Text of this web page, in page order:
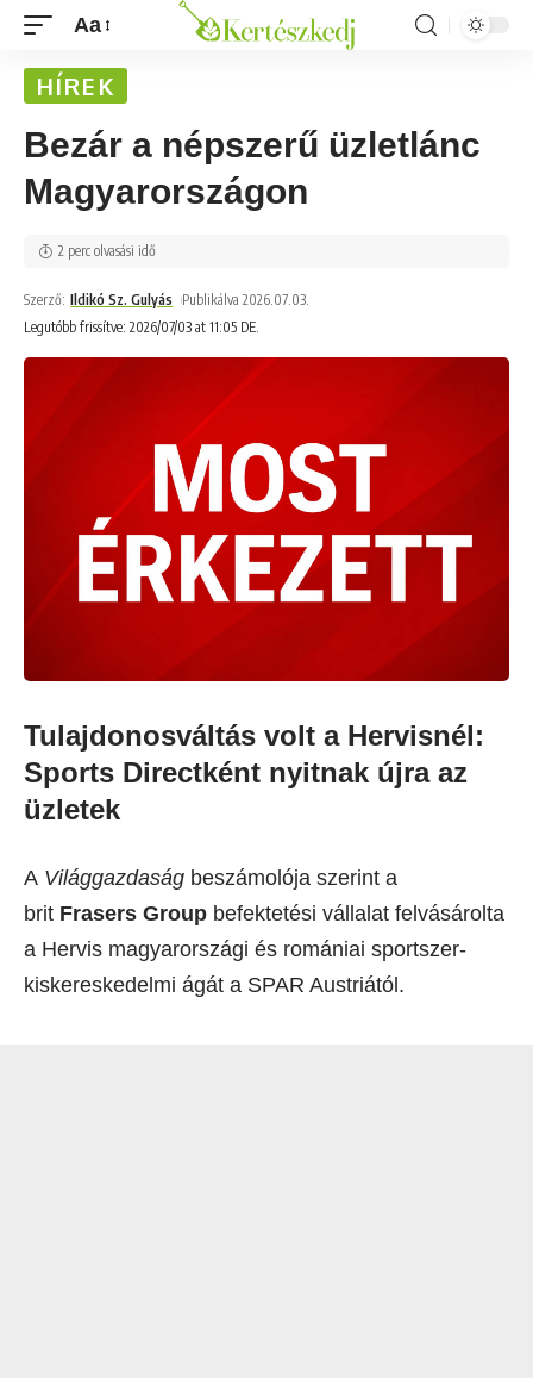
Aa
HÍREK
Bezár a népszerű üzletlánc
Magyarországon
Legutóbb frissítve: 2026/07/03 at 11:05 DE.
Szerző: Ildikó Sz. Gulyás Publikálva 2026.07.03.
2 perc olvasási idő
Tulajdonosváltás volt a Hervisnél:
Sports Directként nyitnak újra az
üzletek
A Világgazdaság beszámolója szerint a
brit Frasers Group befektetési vállalat felvásárolta
a Hervis magyarországi és romániai sportszer-
kiskereskedelmi ágát a SPAR Austriától.